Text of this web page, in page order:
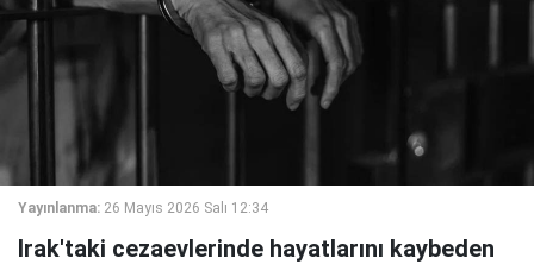
Yayınlanma: 26 Mayıs 2026 Salı 12:34
Irak'taki cezaevlerinde hayatlarını kaybeden